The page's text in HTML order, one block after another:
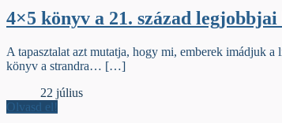
4×5 könyv a 21. század legjobbjai
A tapasztalat azt mutatja, hogy mi, emberek imádjuk
könyv a strandra… […]
22 július
Olvasd el!